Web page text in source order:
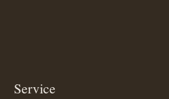
Service